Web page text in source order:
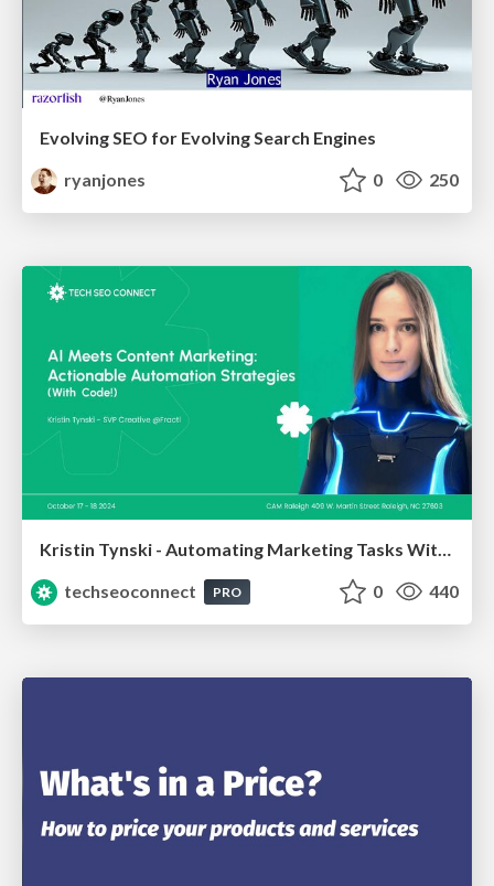
Evolving SEO for Evolving Search Engines
ryanjones
0 250
techseoconnect
PRO 0 440